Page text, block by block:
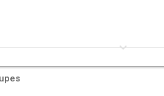
keyboard_arrow_down